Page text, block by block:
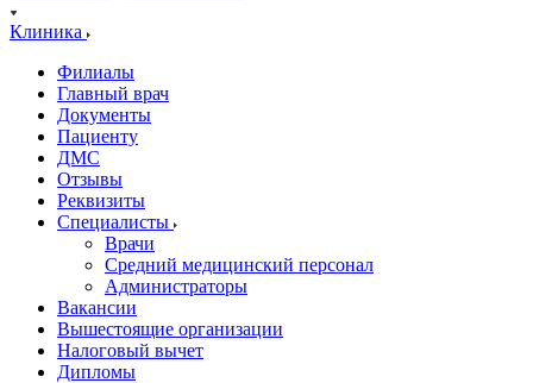
Клиника
Филиалы
Главный врач
Документы
Пациенту
ДМС
Отзывы
Реквизиты
Специалисты
Врачи
Средний медицинский персонал
Администраторы
Вакансии
Вышестоящие организации
Налоговый вычет
Дипломы